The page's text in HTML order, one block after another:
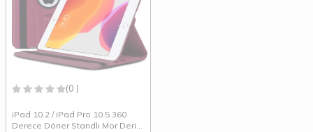
(0 )
iPad 10.2 / iPad Pro 10.5 360
Derece Döner Standlı Mor Deri